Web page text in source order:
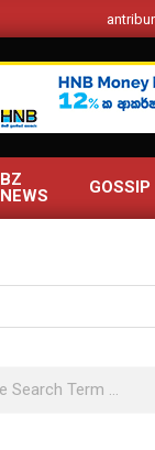
srilankantribune.com
BZ
NEWS
GOSSIP